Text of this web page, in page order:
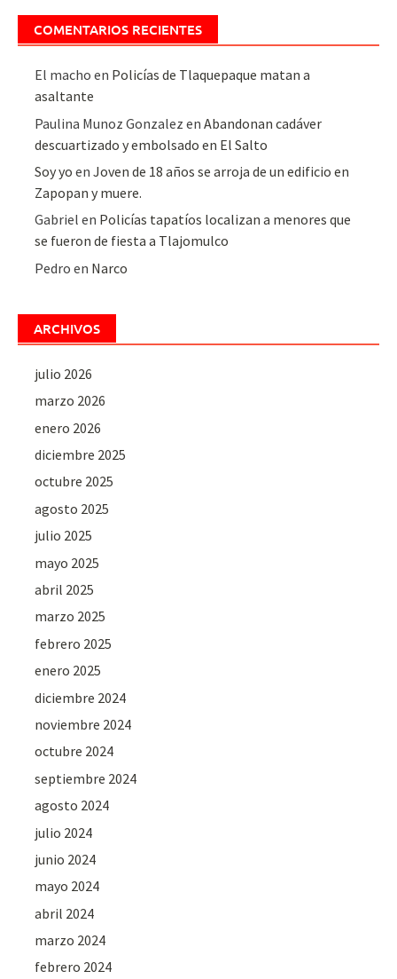
COMENTARIOS RECIENTES
El macho en Policías de Tlaquepaque matan a
asaltante
Paulina Munoz Gonzalez enAbandonan cadáver
descuartizado y embolsado en El Salto
Soy yo enJoven de 18 años se arroja de un edificio en
Zapopan y muere.
Gabriel en Policías tapatíos localizan a menores que
se fueron de fiesta a Tlajomulco
Pedro en Narco
ARCHIVOS
julio 2026
marzo 2026
enero 2026
diciembre 2025
octubre 2025
agosto 2025
julio 2025
mayo 2025
abril 2025
marzo 2025
febrero 2025
enero 2025
diciembre 2024
noviembre 2024
octubre 2024
septiembre 2024
agosto 2024
julio 2024
junio 2024
mayo 2024
abril 2024
marzo 2024
febrero 2024